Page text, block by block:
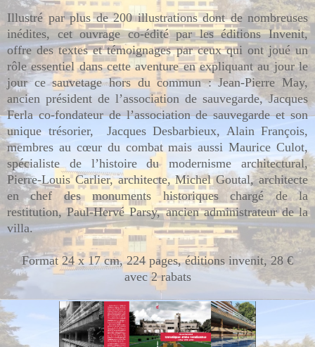
Illustré par plus de 200 illustrations dont de nombreuses
inédites, cet ouvrage co-édité par les éditions Invenit,
offre des textes et témoignages par ceux qui ont joué un
rôle essentiel dans cette aventure en expliquant au jour le
jour ce sauvetage hors du commun : Jean-Pierre May,
ancien président de l’association de sauvegarde, Jacques
Ferla co-fondateur de l’association de sauvegarde et son
unique trésorier, Jacques Desbarbieux, Alain François,
membres au cœur du combat mais aussi Maurice Culot,
spécialiste de l’histoire du modernisme architectural,
Pierre-Louis Carlier, architecte, Michel Goutal, architecte
en chef des monuments historiques chargé de la
restitution, Paul-Hervé Parsy, ancien administrateur de la
villa.
Format 24 x 17 cm, 224 pages, éditions invenit, 28 €
avec 2 rabats